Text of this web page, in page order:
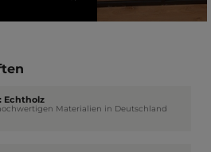
Echtholz
Materialien in Deutschland